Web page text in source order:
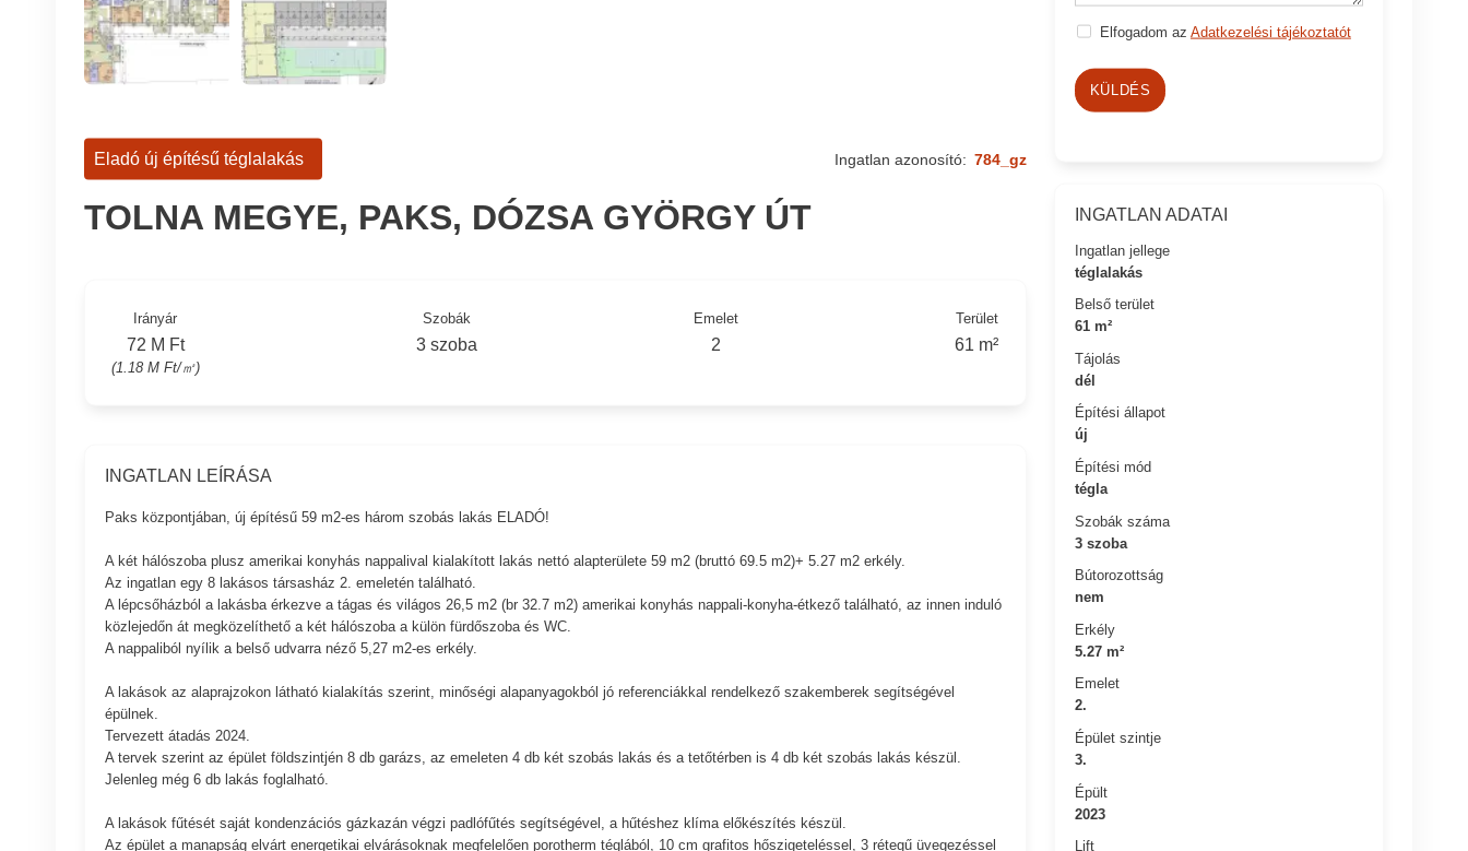
Elfogadom az Adatkezelési tájékoztatót
KÜLDÉS
INGATLAN ADATAI
Ingatlan jellege
téglalakás
Belső terület
61 m²
Tájolás
dél
Építési állapot
új
Építési mód
tégla
Szobák száma
3 szoba
Bútorozottság
nem
Erkély
5.27 m²
Emelet
2.
Épület szintje
3.
Épült
2023
Lift
Eladó új építésű téglalakás Ingatlan azonosító: 784_gz
TOLNA MEGYE, PAKS, DÓZSA GYÖRGY ÚT
Irányár
72 M Ft
(1.18 M Ft/㎡)
Szobák
3 szoba
Emelet
2
Terület
61 m²
INGATLAN LEÍRÁSA
Paks központjában, új építésű 59 m2-es három szobás lakás ELADÓ!
A két hálószoba plusz amerikai konyhás nappalival kialakított lakás nettó alapterülete 59 m2 (bruttó 69.5 m2)+ 5.27 m2 erkély.
Az ingatlan egy 8 lakásos társasház 2. emeletén található.
A lépcsőházból a lakásba érkezve a tágas és világos 26,5 m2 (br 32.7 m2) amerikai konyhás nappali-konyha-étkező található, az innen induló
közlejedőn át megközelíthető a két hálószoba a külön fürdőszoba és WC.
A nappaliból nyílik a belső udvarra néző 5,27 m2-es erkély.
A lakások az alaprajzokon látható kialakítás szerint, minőségi alapanyagokból jó referenciákkal rendelkező szakemberek segítségével
épülnek.
Tervezett átadás 2024.
A tervek szerint az épület földszintjén 8 db garázs, az emeleten 4 db két szobás lakás és a tetőtérben is 4 db két szobás lakás készül.
Jelenleg még 6 db lakás foglalható.
A lakások fűtését saját kondenzációs gázkazán végzi padlófűtés segítségével, a hűtéshez klíma előkészítés készül.
Az épület a manapság elvárt energetikai elvárásoknak megfelelően porotherm téglából, 10 cm grafitos hőszigeteléssel, 3 rétegű üvegezéssel